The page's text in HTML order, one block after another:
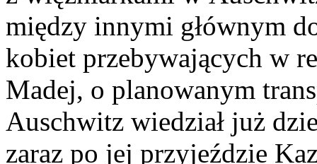
między innymi głównym
kobiet przebywających w
Madej, o planowanym
Auschwitz wiedział już
zaraz po jej przyjeździe